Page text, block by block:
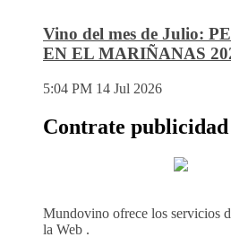
Vino del mes de Julio:
EN EL MARIÑANAS
5:04 PM 14 Jul 2026
Contrate publicidad
Mundovino ofrece los servicios
la Web .